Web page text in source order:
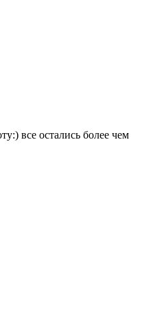
все остались более чем